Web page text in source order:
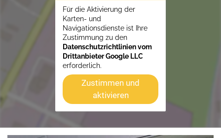
Für die Aktivierung der
Karten- und
Navigationsdienste ist Ihre
Zustimmung zu den
Datenschutzrichtlinien vom
Drittanbieter Google LLC
erforderlich.
Zustimmen und
aktivieren